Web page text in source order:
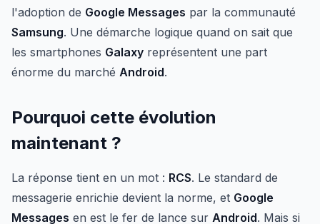
l'adoption de Google Messages par la communauté
Samsung. Une démarche logique quand on sait que
les smartphones Galaxy représentent une part
énorme du marché Android.
Pourquoi cette évolution
maintenant ?
La réponse tient en un mot : RCS. Le standard de
messagerie enrichie devient la norme, et Google
Messages en est le fer de lance sur Android. Mais si